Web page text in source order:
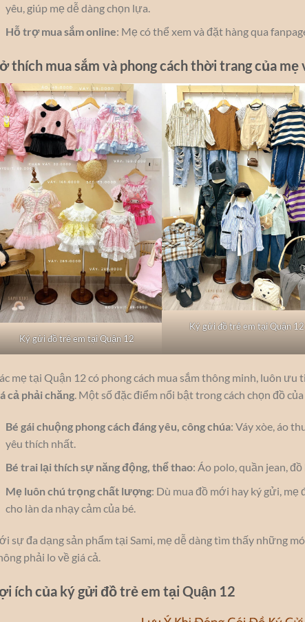
yêu, giúp mẹ dễ dàng chọn lựa.
Hỗ trợ mua sắm online: Mẹ có thể xem và đặt hàng qua
thích mua sắm và phong cách thời trang của mẹ
Ký gửi đồ trẻ em tại Quận 12
Ký gửi đồ trẻ em tại Quận 12
mẹ tại Quận 12 có phong cách mua sắm thông minh, luôn ưu
cả phải chăng. Một số đặc điểm nổi bật trong cách chọn đồ
Bé gái chuộng phong cách đáng yêu, công chúa: Váy xòe, áo
yêu thích nhất.
Bé trai lại thích sự năng động, thể thao: Áo polo, quần jean,
Mẹ luôn chú trọng chất lượng: Dù mua đồ mới hay ký gửi,
cho làn da nhạy cảm của bé.
sự đa dạng sản phẩm tại Sami, mẹ dễ dàng tìm thấy những
phải lo về giá cả.
ích của ký gửi đồ trẻ em tại Quận 12